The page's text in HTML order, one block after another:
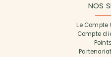
NOS
Le Compte
Compte